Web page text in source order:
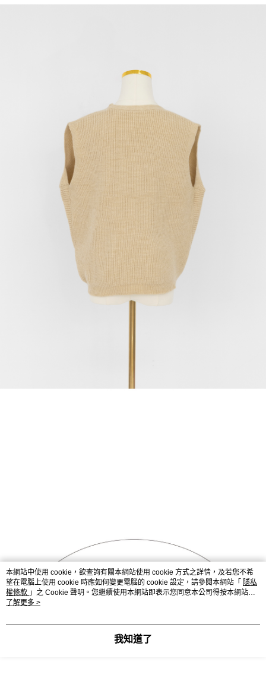
本網站中使用 cookie，欲查詢有關本網站使用 cookie 方式之詳情，及若您不希
望在電腦上使用 cookie 時應如何變更電腦的 cookie 設定，請參閱本網站「 隱私
權條款 」之 Cookie 聲明。您繼續使用本網站即表示您同意本公司得按本網站使
用條款之 Cookie 聲明使用 cookie。
了解更多 >
我知道了